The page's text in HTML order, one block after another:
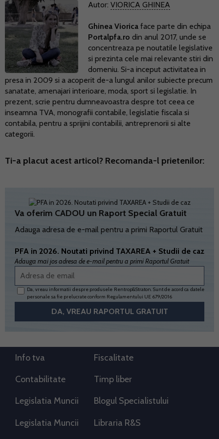
Autor: VIORICA GHINEA
Ghinea Viorica face parte din echipa
Portalpfa.ro din anul 2017, unde se
concentreaza pe noutatile legislative
si prezinta cele mai relevante stiri din
domeniu. Si-a inceput activitatea in
presa in 2009 si a acoperit de-a lungul anilor subiecte precum
sanatate, amenajari interioare, moda, sport si legislatie. In
prezent, scrie pentru dumneavoastra despre tot ceea ce
inseamna TVA, monografii contabile, legislatie fiscala si
contabila, pentru a sprijini contabilii, antreprenorii si alte
categorii.
Ti-a placut acest articol? Recomanda-l prietenilor:
Va oferim CADOU un Raport Special Gratuit
Adauga adresa de e-mail pentru a primi Raportul Gratuit
PFA in 2026. Noutati privind TAXAREA + Studii de caz
Adauga mai jos adresa de e-mail pentru a primi Raportul Gratuit
Da, vreau informatii despre produsele Rentrop&Straton. Sunt de acord ca datele
personale sa fie prelucrate conform Regulamentului UE 679/2016
Info tva Fiscalitate
Contabilitate Timp liber
Legislatia Muncii Blogul Specialistului
Legislatia Muncii Libraria R&S